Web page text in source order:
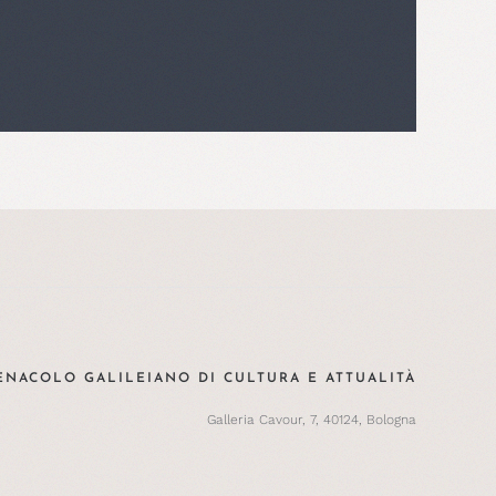
GALILEIANO DI CULTURA E ATTUALITÀ
Galleria Cavour, 7, 40124, Bologna